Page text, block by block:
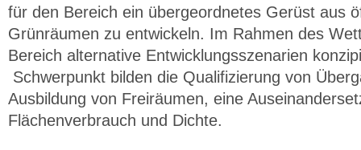
für den Bereich ein übergeordnetes Gerüst aus
Grünräumen zu entwickeln. Im Rahmen des
Bereich alternative Entwicklungsszenarien
Schwerpunkt bilden die Qualifizierung von
Ausbildung von Freiräumen, eine
Flächenverbrauch und Dichte.